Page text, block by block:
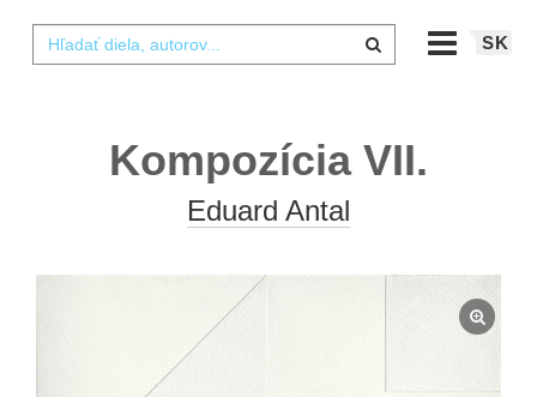
SK
Kompozícia VII.
Eduard Antal